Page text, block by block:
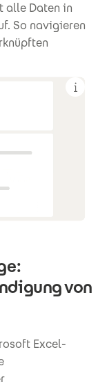
alle Daten in
So navigieren
von
Excel-